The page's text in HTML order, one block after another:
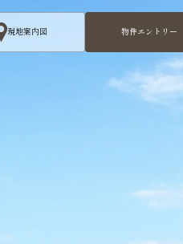
現地案内図 物件エントリー